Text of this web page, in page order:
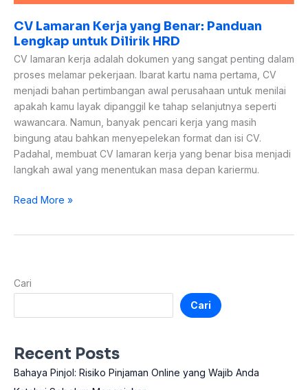
CV Lamaran Kerja yang Benar: Panduan
Lengkap untuk Dilirik HRD
CV lamaran kerja adalah dokumen yang sangat penting dalam
proses melamar pekerjaan. Ibarat kartu nama pertama, CV
menjadi bahan pertimbangan awal perusahaan untuk menilai
apakah kamu layak dipanggil ke tahap selanjutnya seperti
wawancara. Namun, banyak pencari kerja yang masih
bingung atau bahkan menyepelekan format dan isi CV.
Padahal, membuat CV lamaran kerja yang benar bisa menjadi
langkah awal yang menentukan masa depan kariermu.
Read More »
Cari
Cari
Recent Posts
Bahaya Pinjol: Risiko Pinjaman Online yang Wajib Anda